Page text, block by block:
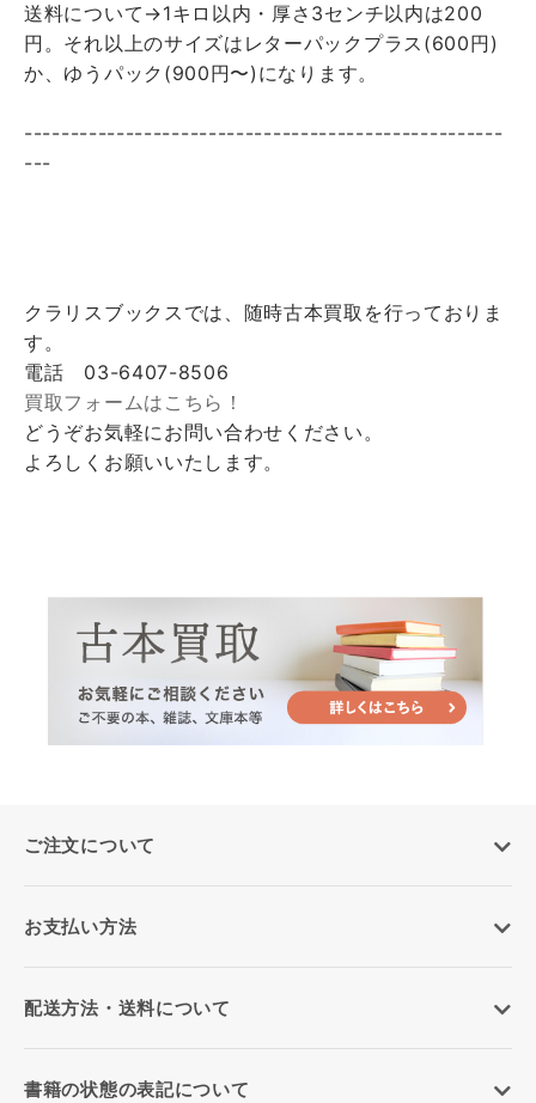
送料について→1キロ以内・厚さ3センチ以内は200
円。それ以上のサイズはレターパックプラス(600円)
か、ゆうパック(900円〜)になります。
----------------------------------------------------
---
クラリスブックスでは、随時古本買取を行っておりま
す。
電話 03-6407-8506
買取フォームはこちら！
どうぞお気軽にお問い合わせください。
よろしくお願いいたします。
ご注文について
お支払い方法
配送方法・送料について
書籍の状態の表記について